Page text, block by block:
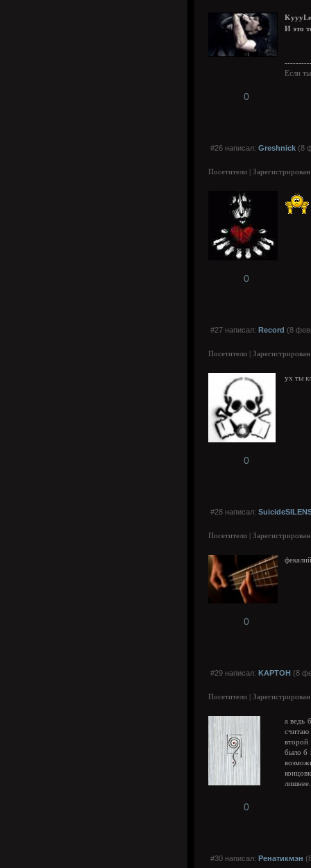
И это
Если
0
#26 написал: Greshnick (8
Посетители |
0
#27 написал: Record (8
Посетители |
ух ты
0
#28 написал:
Посетители |
0
#29 написал: KAPTOH (8
Посетители |
а ведь
считаю
второй
было б
0
#30 написал: Ренатикмэн